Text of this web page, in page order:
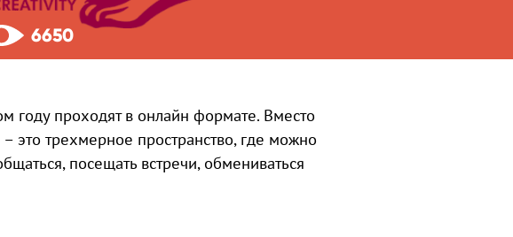
6650
году проходят в онлайн формате. Вместо
– это трехмерное пространство, где можно
посещать встречи, обмениваться